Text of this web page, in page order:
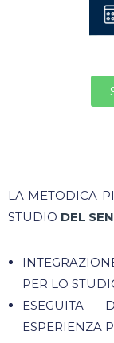
LA METODICA
STUDIO DEL
PER LO
ESEGUITA
ESPERIENZA